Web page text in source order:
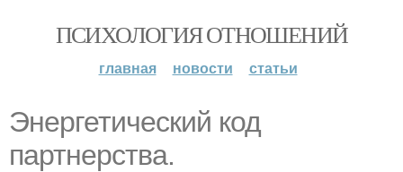
ПСИХОЛОГИЯ ОТНОШЕНИЙ
главная новости статьи
Энергетический код
партнерства.